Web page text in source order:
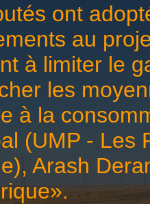
ont
au
à limiter le
les
à la
(UMP - Les
Arash